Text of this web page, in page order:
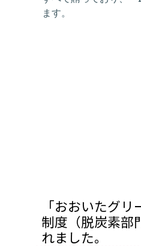
ます。
「おおいたグ
制度（脱炭素部
れました。